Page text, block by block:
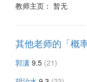
教师主页： 暂无
其他老师的「概
郭潇 9.5 (21)